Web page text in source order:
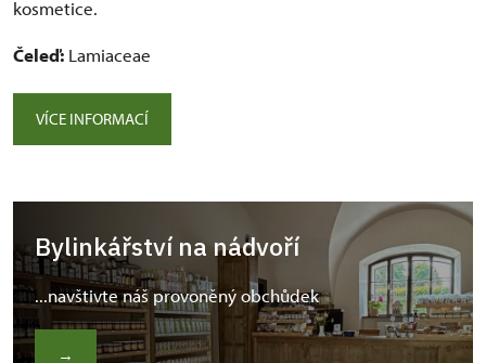
kosmetice.
Čeleď: Lamiaceae
VÍCE INFORMACÍ
Bylinkářství na nádvoří
...navštivte náš provoněný obchůdek
→